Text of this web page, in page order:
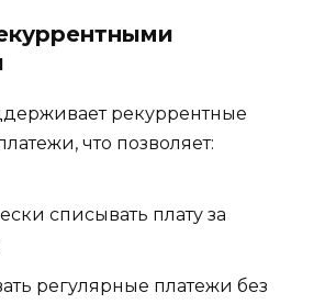
рекуррентные
что позволяет:
списывать плату за
регулярные платежи без